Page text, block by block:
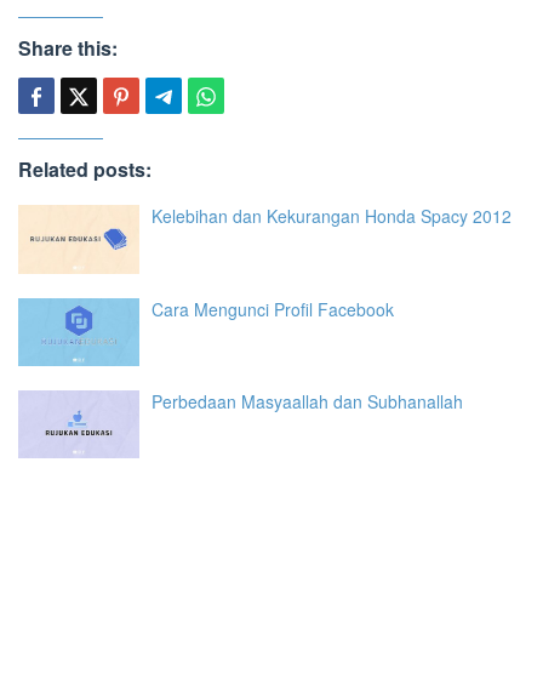
Share this:
Related posts:
Kelebihan dan Kekurangan Honda Spacy 2012
Cara Mengunci Profil Facebook
Perbedaan Masyaallah dan Subhanallah